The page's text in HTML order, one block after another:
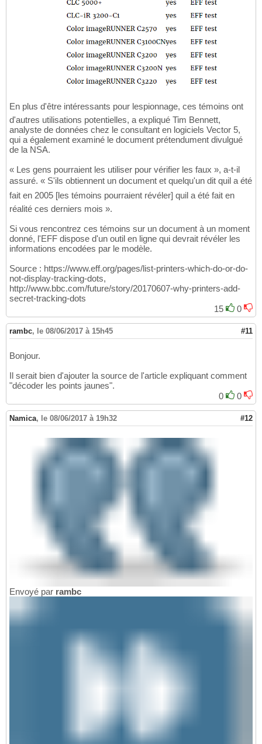
En plus d'être intéressants pour lespionnage, ces témoins ont
d'autres utilisations potentielles, a expliqué Tim Bennett,
analyste de données chez le consultant en logiciels Vector 5,
qui a également examiné le document prétendument divulgué
de la NSA.
« Les gens pourraient les utiliser pour vérifier les faux », a-t-il
assuré. « S'ils obtiennent un document et quelqu'un dit quil a été
fait en 2005 [les témoins pourraient révéler] quil a été fait en
réalité ces derniers mois ».
Si vous rencontrez ces témoins sur un document à un moment
donné, l'EFF dispose d'un outil en ligne qui devrait révéler les
informations encodées par le modèle.
Source : https://www.eff.org/pages/list-printers-which-do-or-do-
not-display-tracking-dots,
http://www.bbc.com/future/story/20170607-why-printers-add-
secret-tracking-dots
15
0
rambc, le 08/06/2017 à 15h45 #11
Bonjour.
Il serait bien d'ajouter la source de l'article expliquant comment
"décoder les points jaunes".
0
0
Namica, le 08/06/2017 à 19h32 #12
Envoyé par rambc